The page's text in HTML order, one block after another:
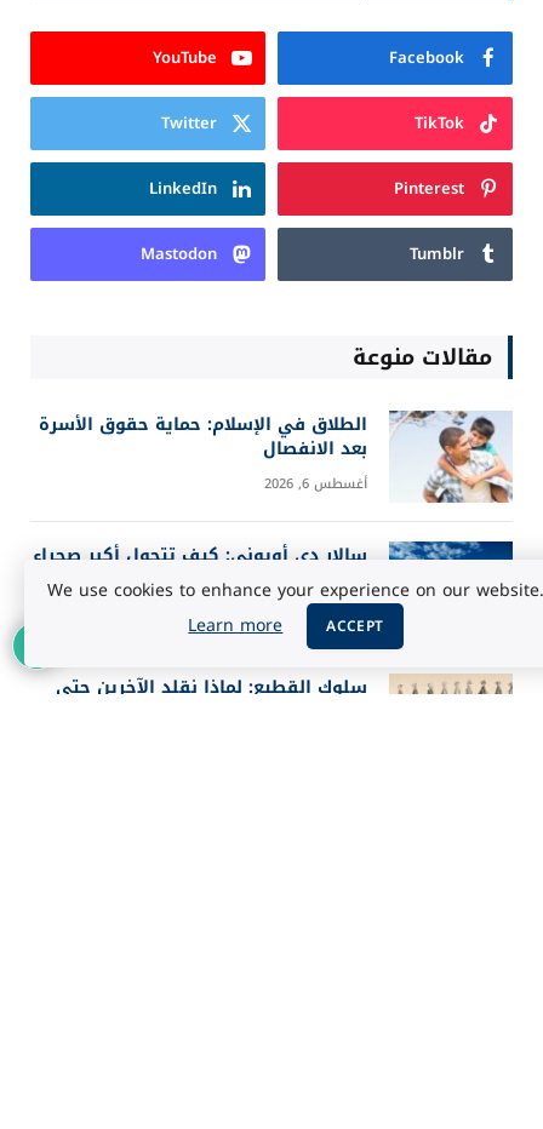
Facebook
YouTube
TikTok
Twitter
Pinterest
LinkedIn
Tumblr
Mastodon
مقالات منوعة
الطلاق في الإسلام: حماية حقوق الأسرة
بعد الانفصال
أغسطس 6, 2026
سالار دي أويوني: كيف تتحول أكبر صحراء
ملحية إلى مرآة للسماء؟
أغسطس 5, 2026
سلوك القطيع: لماذا نقلد الآخرين حتى
We use cookies to enhance your experience on our website.
Learn more
ACCEPT